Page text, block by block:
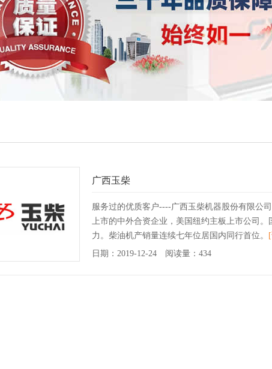
广西玉柴
服务过的优质客户----广西玉柴机器股份有限公
上市的中外合资企业，美国纽约主板上市公司
力。柴油机产销量连续七年位居国内同行首位。
日期：2019-12-24 阅读量：434